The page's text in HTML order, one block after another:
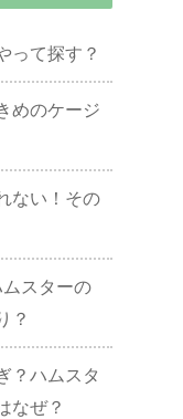
って探す？
めのケージ
ない！その
スターの
？
？ハムスタ
なぜ？